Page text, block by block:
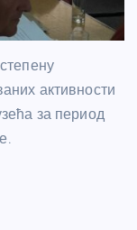
активности
за период